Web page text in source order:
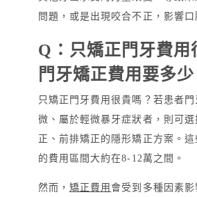
問題，或是出現咬合不正，影響口
Q：只矯正門牙費用
門牙矯正費用要多少
只矯正門牙費用很貴嗎？若患者
微、屬於輕微暴牙症狀者，則可
正、前排矯正的隱形矯正方案。
的費用區間大約在8-12萬之間。
然而， 矯正費用 會受到多種因素